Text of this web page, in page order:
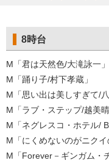
8時台
M「君は天然色/大滝詠一」
M「踊り子/村下孝蔵」
M「思い出は美しすぎて/八
M「ラブ・ステップ/越美晴
M「ネグレスコ・ホテル/
M「にくめないのがニク
M「Forever－ギンガム・